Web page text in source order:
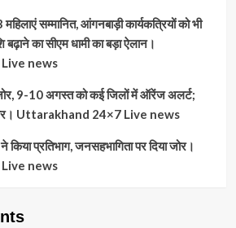
सम्मानित, आंगनबाड़ी कार्यकत्रियों को भी
बढ़ाने का सीएम धामी का बड़ा ऐलान।
news
9-10 अगस्त को कई जिलों में ऑरेंज अलर्ट;
पर। Uttarakhand 24×7 Live news
किया प्रतिभाग, जनसहभागिता पर दिया जोर।
news